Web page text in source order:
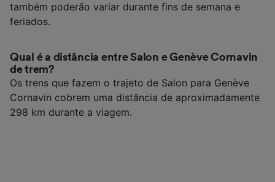
também poderão variar durante fins de semana e
feriados.
Qual é a distância entre Salon e Genève Cornavin
de trem?
Os trens que fazem o trajeto de Salon para Genève
Cornavin cobrem uma distância de aproximadamente
298 km durante a viagem.